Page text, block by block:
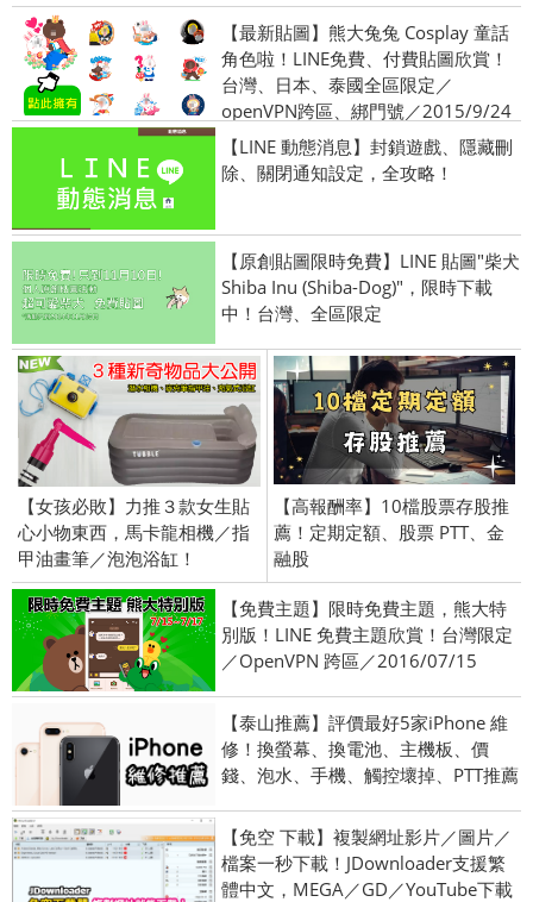
【最新貼圖】熊大兔兔 Cosplay 童話
角色啦！LINE免費、付費貼圖欣賞！
台灣、日本、泰國全區限定／
openVPN跨區、綁門號／2015/9/24
【LINE 動態消息】封鎖遊戲、隱藏刪
除、關閉通知設定，全攻略！
【原創貼圖限時免費】LINE 貼圖"柴犬
Shiba Inu (Shiba-Dog)"，限時下載
中！台灣、全區限定
【女孩必敗】力推３款女生貼
心小物東西，馬卡龍相機／指
甲油畫筆／泡泡浴缸！
【高報酬率】10檔股票存股推
薦！定期定額、股票 PTT、金
融股
【免費主題】限時免費主題，熊大特
別版！LINE 免費主題欣賞！台灣限定
／OpenVPN 跨區／2016/07/15
【泰山推薦】評價最好5家iPhone 維
修！換螢幕、換電池、主機板、價
錢、泡水、手機、觸控壞掉、PTT推薦
【免空 下載】複製網址影片／圖片／
檔案一秒下載！JDownloader支援繁
體中文，MEGA／GD／YouTube下載